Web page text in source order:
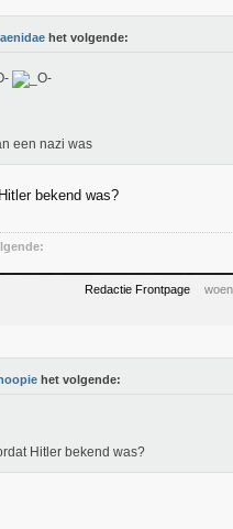
het volgende:
een nazi was
bekend was?
Redactie Frontpage
het volgende:
Hitler bekend was?